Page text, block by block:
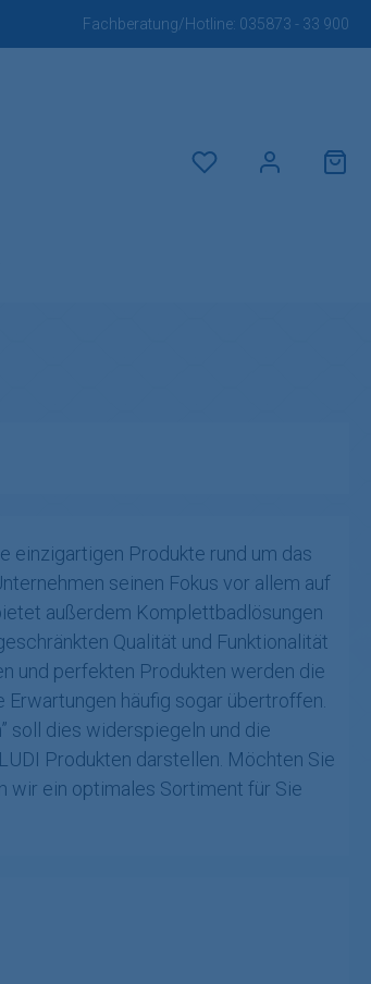
Fachberatung/Hotline: 035873 - 33 900
einzigartigen Produkte rund um das
seinen Fokus vor allem auf
außerdem Komplettbadlösungen
Qualität und Funktionalität
und perfekten Produkten werden die
häufig sogar übertroffen.
soll dies widerspiegeln und die
Produkten darstellen. Möchten Sie
wir ein optimales Sortiment für Sie